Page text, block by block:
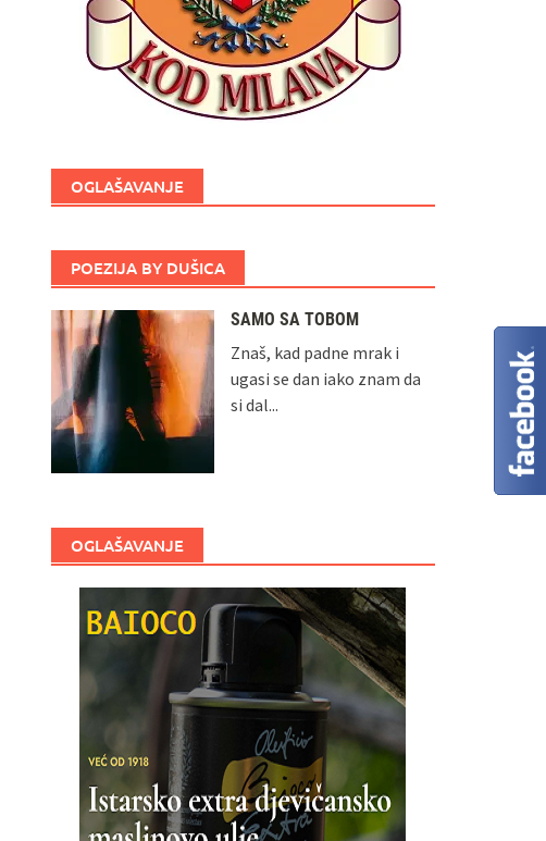
OGLAŠAVANJE
POEZIJA BY DUŠICA
SAMO SA TOBOM
Znaš, kad padne mrak i
ugasi se dan iako znam da
si dal...
OGLAŠAVANJE